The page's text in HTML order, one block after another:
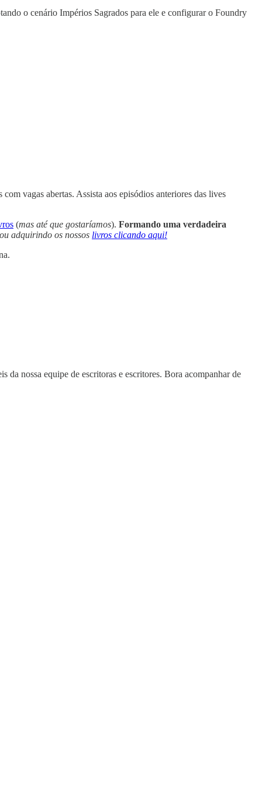
o cenário Impérios Sagrados para ele e configurar o Foundry
com vagas abertas. Assista aos episódios anteriores das lives
(mas até que gostaríamos). Formando uma verdadeira
adquirindo os nossos livros clicando aqui!
nossa equipe de escritoras e escritores. Bora acompanhar de